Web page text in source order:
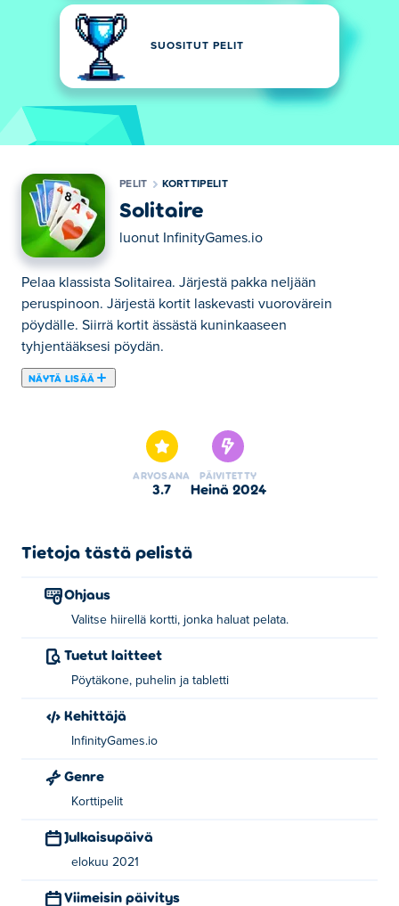
SUOSITUT PELIT
PELIT KORTTIPELIT
Solitaire
luonut InfinityGames.io
Pelaa klassista Solitairea. Järjestä pakka neljään
peruspinoon. Järjestä kortit laskevasti vuorovärein
pöydälle. Siirrä kortit ässästä kuninkaaseen
tyhjentääksesi pöydän.
NÄYTÄ LISÄÄ
ARVOSANA
3.7
PÄIVITETTY
heinä 2024
Tietoja tästä pelistä
Ohjaus
Valitse hiirellä kortti, jonka haluat pelata.
Tuetut laitteet
Pöytäkone, puhelin ja tabletti
Kehittäjä
InfinityGames.io
Genre
Korttipelit
Julkaisupäivä
elokuu 2021
Viimeisin päivitys